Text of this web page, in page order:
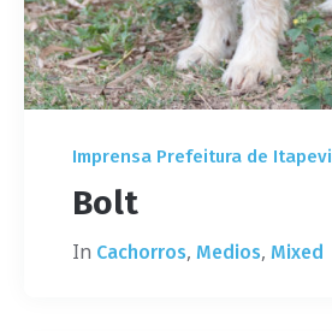
Imprensa Prefeitura de Itapevi
Bolt
In Cachorros, Medios, Mixed